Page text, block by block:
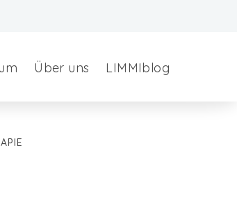
Über uns LIMMIblog